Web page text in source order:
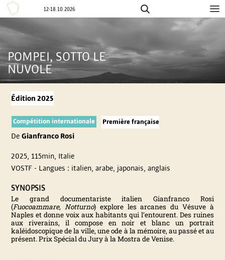
contenu
F
E
S
T
A
L
N
12-18.10.2026
POMPEI, SOTTO LE
NUVOLE
Édition 2025
Compétition internationale Première française
DeGianfranco Rosi
2025, 115min, Italie
VOSTF - Langues : italien, arabe, japonais, anglais
SYNOPSIS
Le grand documentariste italien Gianfranco Rosi
(Fuocoammare, Notturno) explore les arcanes du Vésuve à
Naples et donne voix aux habitants qui l’entourent. Des ruines
aux riverains, il compose en noir et blanc un portrait
kaléidoscopique de la ville, une ode à la mémoire, au passé et au
présent. Prix Spécial du Jury à la Mostra de Venise.